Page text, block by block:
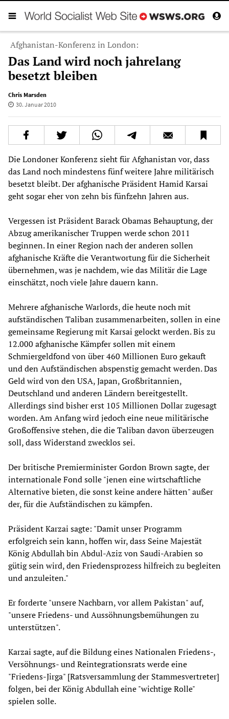
Afghanistan-Konferenz in London:
Das Land wird noch jahrelang
besetzt bleiben
Chris Marsden
30. Januar 2010
Die Londoner Konferenz sieht für Afghanistan vor, dass
das Land noch mindestens fünf weitere Jahre militärisch
besetzt bleibt. Der afghanische Präsident Hamid Karsai
geht sogar eher von zehn bis fünfzehn Jahren aus.
Vergessen ist Präsident Barack Obamas Behauptung, der
Abzug amerikanischer Truppen werde schon 2011
beginnen. In einer Region nach der anderen sollen
afghanische Kräfte die Verantwortung für die Sicherheit
übernehmen, was je nachdem, wie das Militär die Lage
einschätzt, noch viele Jahre dauern kann.
Mehrere afghanische Warlords, die heute noch mit
aufständischen Taliban zusammenarbeiten, sollen in eine
gemeinsame Regierung mit Karsai gelockt werden. Bis zu
12.000 afghanische Kämpfer sollen mit einem
Schmiergeldfond von über 460 Millionen Euro gekauft
und den Aufständischen abspenstig gemacht werden. Das
Geld wird von den USA, Japan, Großbritannien,
Deutschland und anderen Ländern bereitgestellt.
Allerdings sind bisher erst 105 Millionen Dollar zugesagt
worden. Am Anfang wird jedoch eine neue militärische
Großoffensive stehen, die die Taliban davon überzeugen
soll, dass Widerstand zwecklos sei.
Der britische Premierminister Gordon Brown sagte, der
internationale Fond solle "jenen eine wirtschaftliche
Alternative bieten, die sonst keine andere hätten" außer
der, für die Aufständischen zu kämpfen.
Präsident Karzai sagte: "Damit unser Programm
erfolgreich sein kann, hoffen wir, dass Seine Majestät
König Abdullah bin Abdul-Aziz von Saudi-Arabien so
gütig sein wird, den Friedensprozess hilfreich zu begleiten
und anzuleiten."
Er forderte "unsere Nachbarn, vor allem Pakistan" auf,
"unsere Friedens- und Aussöhnungsbemühungen zu
unterstützen".
Karzai sagte, auf die Bildung eines Nationalen Friedens-,
Versöhnungs- und Reintegrationsrats werde eine
"Friedens-Jirga" [Ratsversammlung der Stammesvertreter]
folgen, bei der König Abdullah eine "wichtige Rolle"
spielen solle.